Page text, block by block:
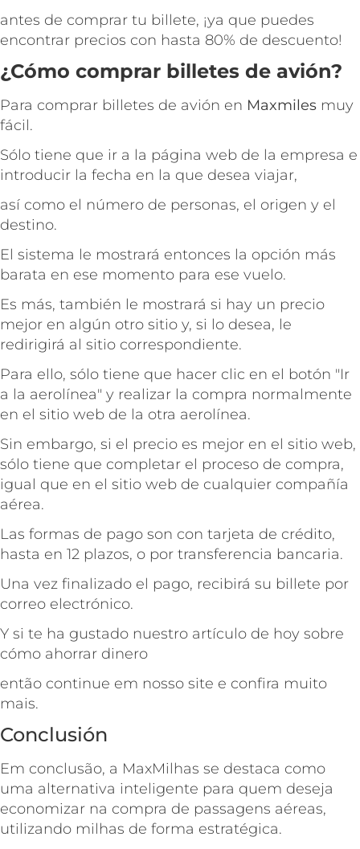
antes de comprar tu billete, ¡ya que puedes
encontrar precios con hasta 80% de descuento!
¿Cómo comprar billetes de avión?
Para comprar billetes de avión en Maxmiles muy
fácil.
Sólo tiene que ir a la página web de la empresa e
introducir la fecha en la que desea viajar,
así como el número de personas, el origen y el
destino.
El sistema le mostrará entonces la opción más
barata en ese momento para ese vuelo.
Es más, también le mostrará si hay un precio
mejor en algún otro sitio y, si lo desea, le
redirigirá al sitio correspondiente.
Para ello, sólo tiene que hacer clic en el botón "Ir
a la aerolínea" y realizar la compra normalmente
en el sitio web de la otra aerolínea.
Sin embargo, si el precio es mejor en el sitio web,
sólo tiene que completar el proceso de compra,
igual que en el sitio web de cualquier compañía
aérea.
Las formas de pago son con tarjeta de crédito,
hasta en 12 plazos, o por transferencia bancaria.
Una vez finalizado el pago, recibirá su billete por
correo electrónico.
Y si te ha gustado nuestro artículo de hoy sobre
cómo ahorrar dinero
então continue em nosso site e confira muito
mais.
Conclusión
Em conclusão, a MaxMilhas se destaca como
uma alternativa inteligente para quem deseja
economizar na compra de passagens aéreas,
utilizando milhas de forma estratégica.